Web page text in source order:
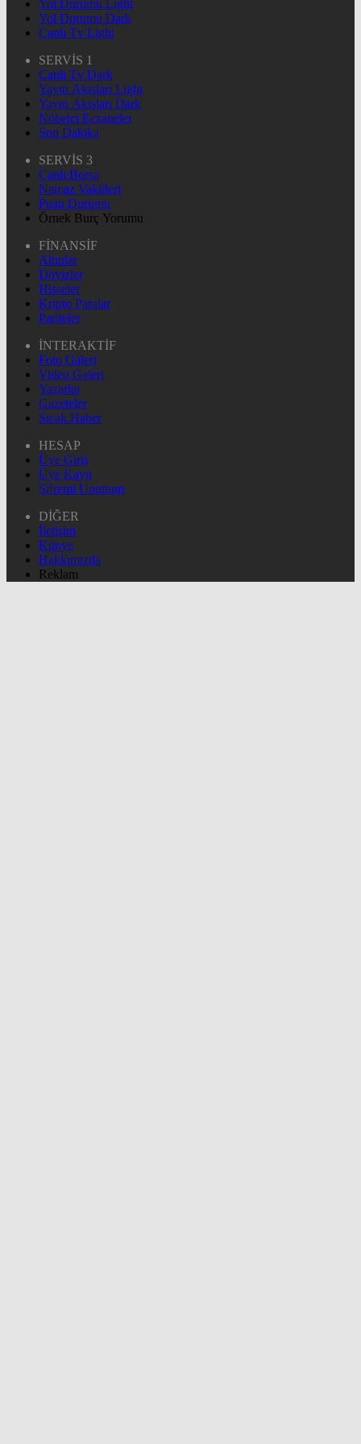
Yol Durumu Light
Yol Durumu Dark
Canlı Tv Light
SERVİS 1
Canlı Tv Dark
Yayın Akışları Light
Yayın Akışları Dark
Nöbetçi Eczaneler
Son Dakika
SERVİS 3
Canlı Borsa
Namaz Vakitleri
Puan Durumu
Örnek Burç Yorumu
FİNANSİF
Altınlar
Dövizler
Hisseler
Kripto Paralar
Pariteler
İNTERAKTİF
Foto Galeri
Video Galeri
Yazarlar
Gazeteler
Sıcak Haber
HESAP
Üye Giriş
Üye Kayıt
Şifremi Unuttum
DİĞER
İletişim
Künye
Hakkımızda
Reklam